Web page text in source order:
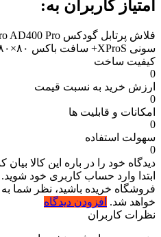
امتیاز کاربران به:
سونی XProS+ سافت باکس ۸۰×۸۰ و پایه
کیفیت ساخت
0
ارزش خرید به نسبت قیمت
0
امکانات و قابلیت ها
0
سهولت استفاده
0
دیدگاه خود را در باره این کالا بیان
ابتدا وارد حساب کاربری خود
فروشگاه خریده باشید، نظر شما
خواهد شد. افزودن دیدگاه
نظرات کاربران